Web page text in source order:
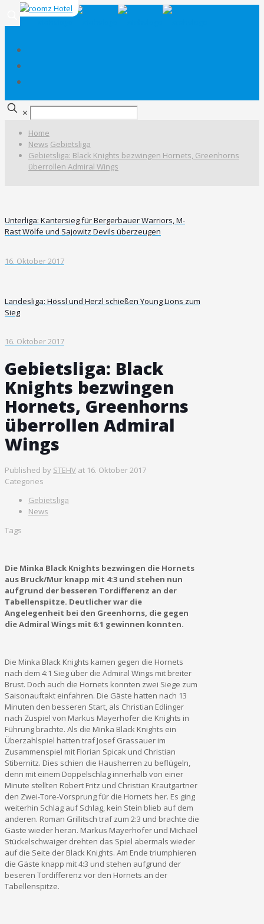
✕
Home
News Gebietsliga
Gebietsliga: Black Knights bezwingen Hornets, Greenhorns
überrollen Admiral Wings
Unterliga: Kantersieg für Bergerbauer Warriors, M-
Rast Wölfe und Sajowitz Devils überzeugen
16. Oktober 2017
Landesliga: Hössl und Herzl schießen Young Lions zum
Sieg
16. Oktober 2017
Gebietsliga: Black
Knights bezwingen
Hornets, Greenhorns
überrollen Admiral
Wings
Published by STEHV at 16. Oktober 2017
Categories
Gebietsliga
News
Tags
Die Minka Black Knights bezwingen die Hornets
aus Bruck/Mur knapp mit 4:3 und stehen nun
aufgrund der besseren Tordifferenz an der
Tabellenspitze. Deutlicher war die
Angelegenheit bei den Greenhorns, die gegen
die Admiral Wings mit 6:1 gewinnen konnten.
Die Minka Black Knights kamen gegen die Hornets
nach dem 4:1 Sieg über die Admiral Wings mit breiter
Brust. Doch auch die Hornets konnten zwei Siege zum
Saisonauftakt einfahren. Die Gäste hatten nach 13
Minuten den besseren Start, als Christian Edlinger
nach Zuspiel von Markus Mayerhofer die Knights in
Führung brachte. Als die Minka Black Knights ein
Überzahlspiel hatten traf Josef Grassauer im
Zusammenspiel mit Florian Spicak und Christian
Stibernitz. Dies schien die Hausherren zu beflügeln,
denn mit einem Doppelschlag innerhalb von einer
Minute stellten Robert Fritz und Christian Krautgartner
den Zwei-Tore-Vorsprung für die Hornets her. Es ging
weiterhin Schlag auf Schlag, kein Stein blieb auf dem
anderen. Roman Grillitsch traf zum 2:3 und brachte die
Gäste wieder heran. Markus Mayerhofer und Michael
Stückelschwaiger drehten das Spiel abermals wieder
auf die Seite der Black Knights. Am Ende triumphieren
die Gäste knapp mit 4:3 und stehen aufgrund der
beseren Tordifferenz vor den Hornets an der
Tabellenspitze.